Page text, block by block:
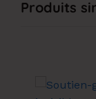
Produits